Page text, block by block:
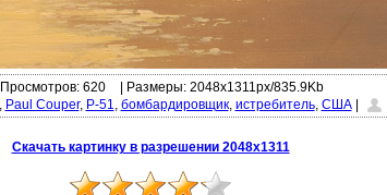
Просмотров: 620
| Размеры: 2048x1311px/835.9Kb
Paul Couper, P-51 бомбардировщик, истребитель, США|
Скачать картинку в разрешении 2048x1311